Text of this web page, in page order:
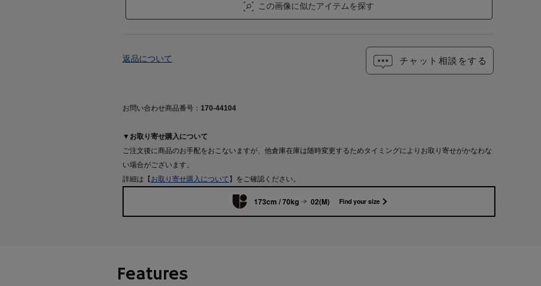
この画像に似たアイテムを探す
チャット相談をする
返品について
お問い合わせ商品番号： 170-44104
▼お取り寄せ購入について
ご注文後に商品のお手配をおこないますが、他倉庫在庫は随時変更するためタイミングによりお取り寄せがかなわな
い場合がございます。
詳細は【 お取り寄せ購入について 】をご確認ください。
173cm / 70kg 02(M) Find your size
Features